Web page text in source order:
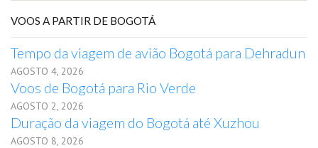
VOOS A PARTIR DE BOGOTÁ
Tempo da viagem de avião Bogotá para Dehradun
AGOSTO 4, 2026
Voos de Bogotá para Rio Verde
AGOSTO 2, 2026
Duração da viagem do Bogotá até Xuzhou
AGOSTO 8, 2026